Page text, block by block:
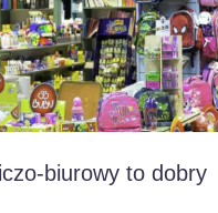
biurowy to dobry